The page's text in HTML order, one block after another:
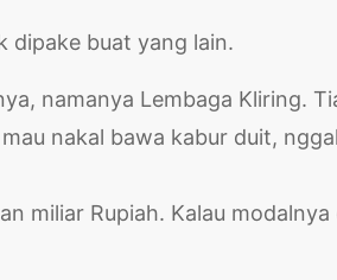
dipake buat yang lain.
namanya Lembaga Kliring.
nakal bawa kabur duit,
miliar Rupiah. Kalau modalnya